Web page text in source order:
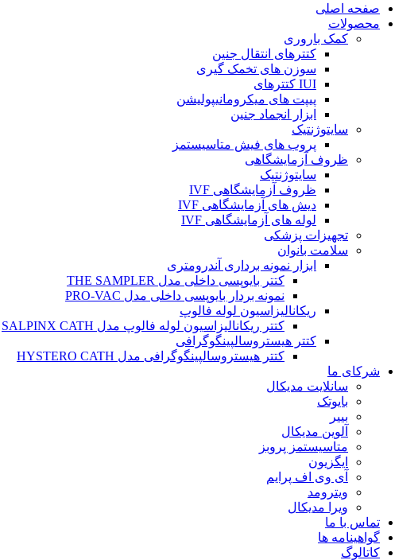
صفحه اصلی
محصولات
کمک باروری
کتترهای انتقال جنین
سوزن های تخمک گیری
IUI کتترهای
پیپت های میکرومانیپولیشن
ابزار انجماد جنین
سایتوژنتیک
پروب های فیش متاسیستمز
ظروف آزمایشگاهی
سایتوژنتیک
ظروف آزمایشگاهی IVF
دیش های آزمایشگاهی IVF
لوله های آزمایشگاهی IVF
تجهیزات پزشکی
سلامت بانوان
ابزار نمونه برداری آندرومتری
کتتر بایوپسی داخلی مدل THE SAMPLER
نمونه بردار بایوپسی داخلی مدل PRO-VAC
ریکانالیزاسیون لوله فالوپ
کتتر ریکانالیزاسیون لوله فالوپ مدل SALPINX CATH
کتتر هیستروسالپینگوگرافی
کتتر هیستروسالپینگوگرافی مدل HYSTERO CATH
شرکای ما
سانلایت مدیکال
بایوتک
بییر
آلوین مدیکال
متاسیستمز پروبز
ایگزیون
آی وی اف پرایم
ویترومد
ویرا مدیکال
تماس با ما
گواهینامه ها
کاتالوگ